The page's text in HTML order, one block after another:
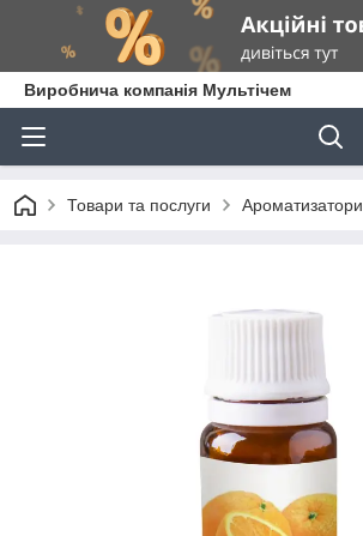
Виробнича компанія Мультічем
Товари та послуги Ароматизатори